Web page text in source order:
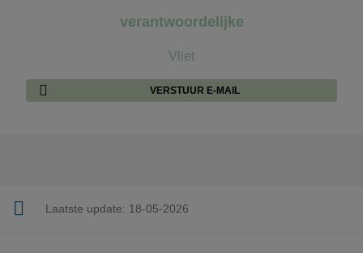
verantwoordelijke
Vliet
VERSTUUR E-MAIL
Laatste update: 18-05-2026